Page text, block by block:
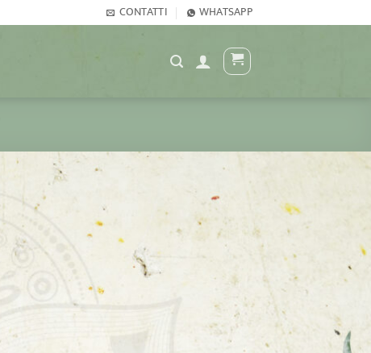
CONTATTI WHATSAPP